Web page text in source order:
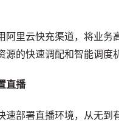
阿里云快充渠道，将业
的快速调配和智能调度
直播
速部署直播环境，从无